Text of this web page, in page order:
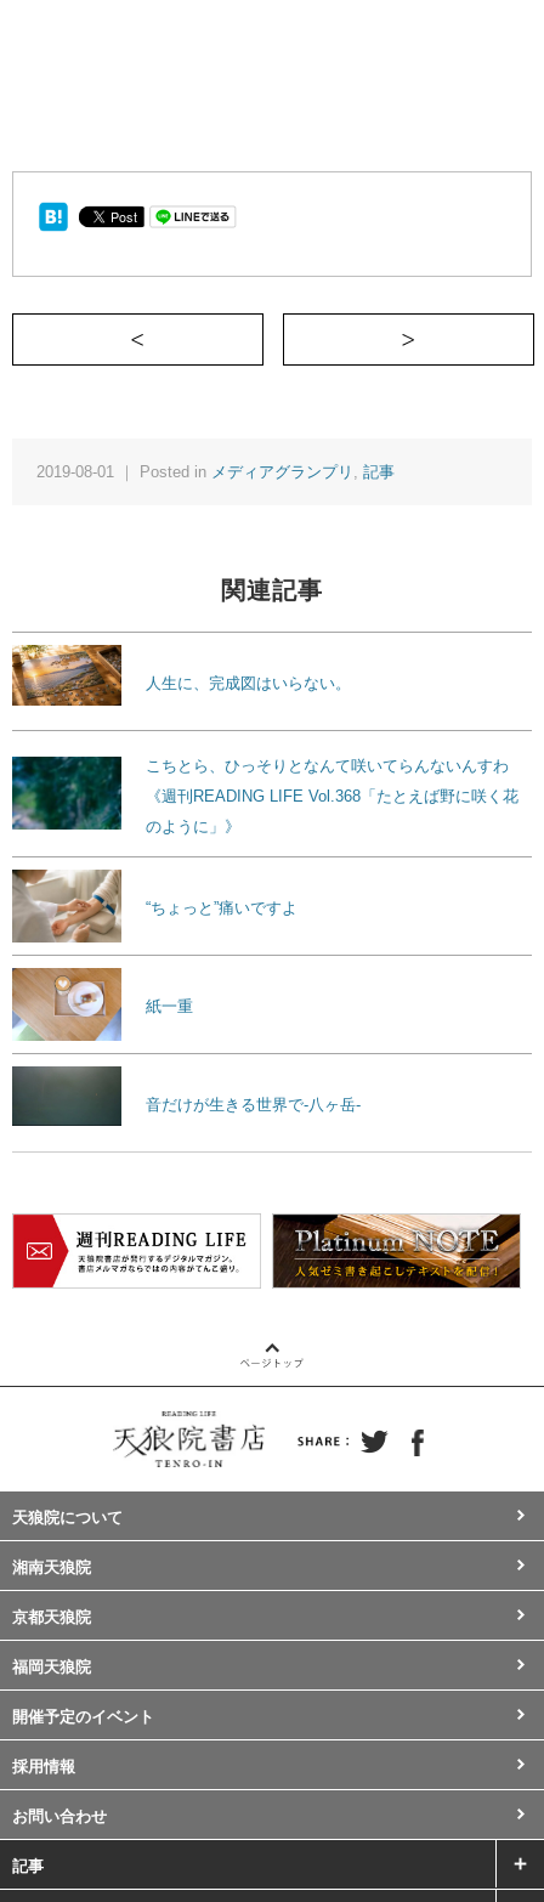
＜ 遠いゴールまで走り続けるための「魔
2019-08-01 ｜ Posted in メディアグランプリ 記事
関連記事
人生に、完成図はいらない。
こちとら、ひっそりとなんて咲いてらんないんすわ
《週刊READING LIFE Vol.368「たとえば野に咲く花
のように」》
“ちょっと”痛いですよ
紙一重
音だけが生きる世界で-八ヶ岳-
天狼院について
湘南天狼院
京都天狼院
福岡天狼院
開催予定のイベント
採用情報
お問い合わせ
記事